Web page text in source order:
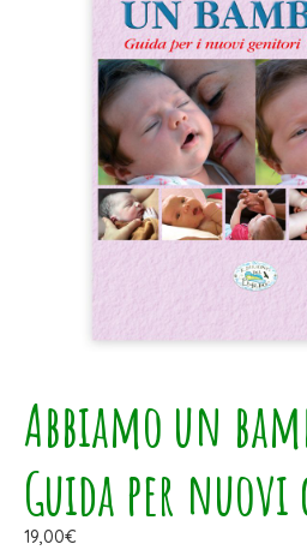
Abbiamo un
Guida per
19,00€